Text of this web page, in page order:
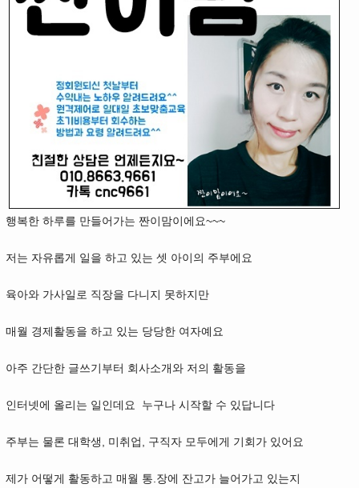
행복한 하루를 만들어가는 짠이맘이에요~~~
저는 자유롭게 일을 하고 있는 셋 아이의 주부에요
육아와 가사일로 직장을 다니지 못하지만
매월 경제활동을 하고 있는 당당한 여자예요
아주 간단한 글쓰기부터 회사소개와 저의 활동을
인터넷에 올리는 일인데요 누구나 시작할 수 있답니다
주부는 물론 대학생, 미취업, 구직자 모두에게 기회가 있어요
제가 어떻게 활동하고 매월 통.장에 잔고가 늘어가고 있는지